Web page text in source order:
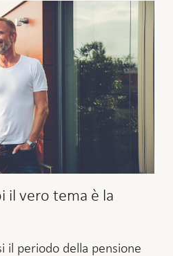
il vero tema è la
il periodo della pensione